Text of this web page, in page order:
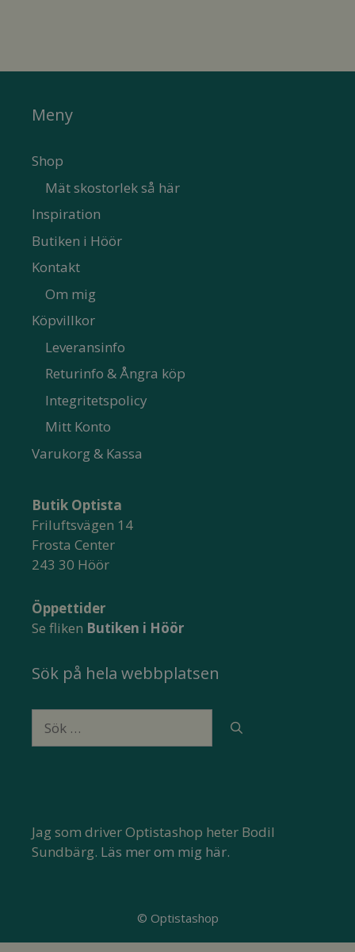
Meny
Shop
Mät skostorlek så här
Inspiration
Butiken i Höör
Kontakt
Om mig
Köpvillkor
Leveransinfo
Returinfo & Ångra köp
Integritetspolicy
Mitt Konto
Varukorg & Kassa
Butik Optista
Friluftsvägen 14
Frosta Center
243 30 Höör
Öppettider
Se fliken Butiken i Höör
Sök på hela webbplatsen
efter:
Jag som driver Optistashop heter Bodil
Sundbärg. Läs mer om mig här.
© Optistashop